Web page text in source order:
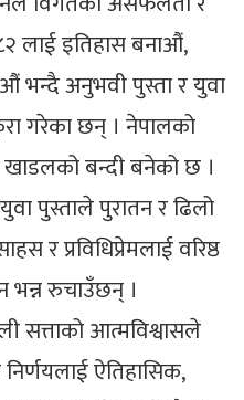
लाई इतिहास बनाऔं,
भन्दै अनुभवी पुस्ता र युवा
गरेका छन् । नेपालको
बन्दी बनेको छ ।
पुस्ताले पुरातन र ढिलो
र प्रविधिप्रेमलाई वरिष्ठ
रुचाउँछन् ।
सत्ताको आत्मविश्वासले
ऐतिहासिक,